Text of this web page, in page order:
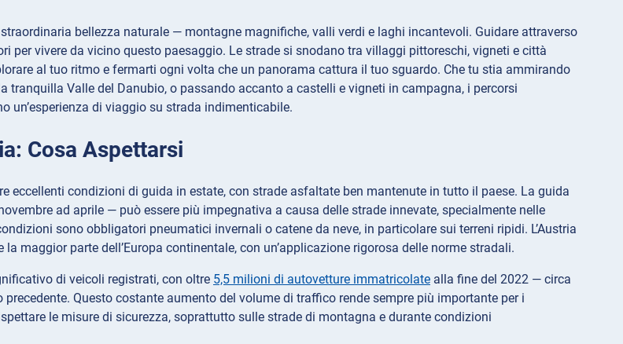
straordinaria bellezza naturale — montagne magnifiche, valli verdi e laghi incantevoli. Guidare attraverso
per vivere da vicino questo paesaggio. Le strade si snodano tra villaggi pittoreschi, vigneti e città
al tuo ritmo e fermarti ogni volta che un panorama cattura il tuo sguardo. Che tu stia ammirando
tranquilla Valle del Danubio, o passando accanto a castelli e vigneti in campagna, i percorsi
un’esperienza di viaggio su strada indimenticabile.
Cosa Aspettarsi
eccellenti condizioni di guida in estate, con strade asfaltate ben mantenute in tutto il paese. La guida
ad aprile — può essere più impegnativa a causa delle strade innevate, specialmente nelle
sono obbligatori pneumatici invernali o catene da neve, in particolare sui terreni ripidi. L’Austria
la maggior parte dell’Europa continentale, con un’applicazione rigorosa delle norme stradali.
di veicoli registrati, con oltre 5,5 milioni di autovetture immatricolate alla fine del 2022 — circa
precedente. Questo costante aumento del volume di traffico rende sempre più importante per i
le misure di sicurezza, soprattutto sulle strade di montagna e durante condizioni